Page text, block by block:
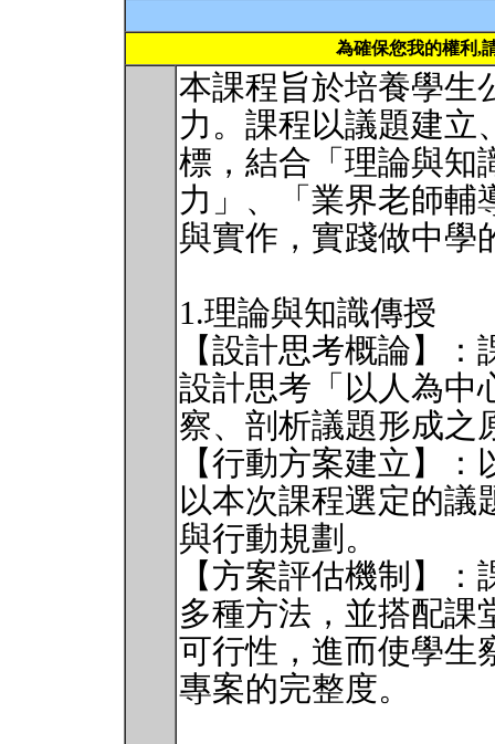
為確保您我的權利,
本課程旨於培養學生
力。課程以議題建立
標，結合「理論與知
力」、「業界老師輔
與實作，實踐做中學
1.理論與知識傳授
【設計思考概論】
設計思考「以人為中
察、剖析議題形成之
【行動方案建立】
以本次課程選定的議
與行動規劃。
【方案評估機制】
多種方法，並搭配課
可行性，進而使學生
專案的完整度。